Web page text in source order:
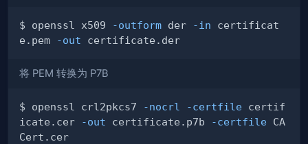
$ openssl x509 -outform der -in certificat
e.pem
-out
将 PEM 转换为 P7B
$ openssl crl2pkcs7 -nocrl -certfile certif
icate.cer
-out certificate.p7b -certfile CA